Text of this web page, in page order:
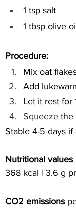
1 tsp salt
1 tbsp olive
Procedure:
Mix oat
Add
Let it rest for
Squeeze the
Stable 4-5 days
Nutritional values
368 kcal | 3.6 g
CO2 emissions